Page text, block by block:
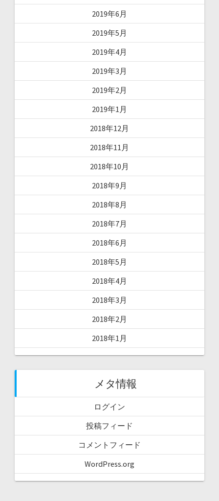
2019年6月
2019年5月
2019年4月
2019年3月
2019年2月
2019年1月
2018年12月
2018年11月
2018年10月
2018年9月
2018年8月
2018年7月
2018年6月
2018年5月
2018年4月
2018年3月
2018年2月
2018年1月
メタ情報
ログイン
投稿フィード
コメントフィード
WordPress.org